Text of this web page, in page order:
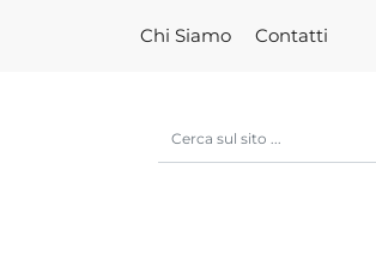
Chi Siamo Contatti